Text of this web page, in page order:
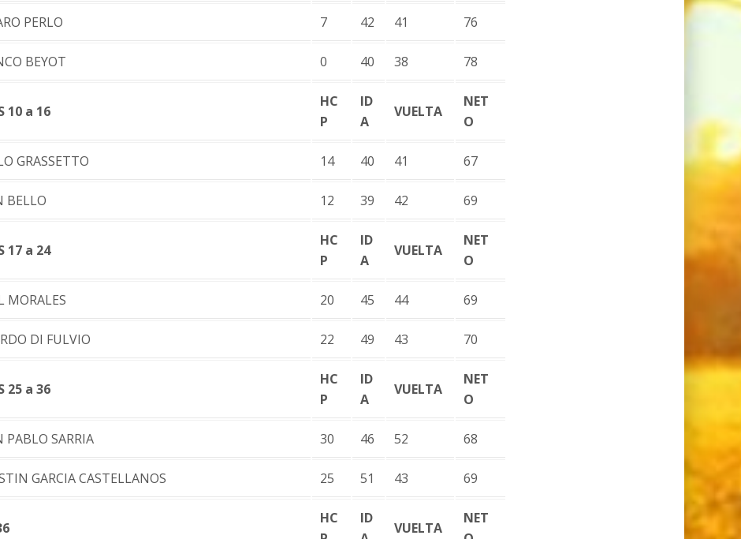
PERLO 7 42 41 76
BEYOT 0 40 38 78
10 a 16
HC
P
ID
A
VUELTA
NET
O
GRASSETTO 14 40 41 67
BELLO 12 39 42 69
17 a 24
HC
P
ID
A
VUELTA
NET
O
MORALES 20 45 44 69
DI FULVIO 22 49 43 70
25 a 36
HC
P
ID
A
VUELTA
NET
O
PABLO SARRIA 30 46 52 68
GARCIA CASTELLANOS 25 51 43 69
HC
ID
VUELTA
NET